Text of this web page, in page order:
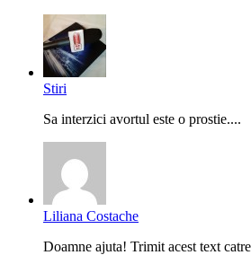
Stiri
Sa interzici avortul este o prostie....
Liliana Costache
Doamne ajuta! Trimit acest text